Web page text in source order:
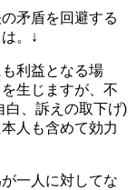
矛盾を回避する
。↓
利益となる場
生じますが、不
、訴えの取下げ)
人も含めて効力
一人に対してな